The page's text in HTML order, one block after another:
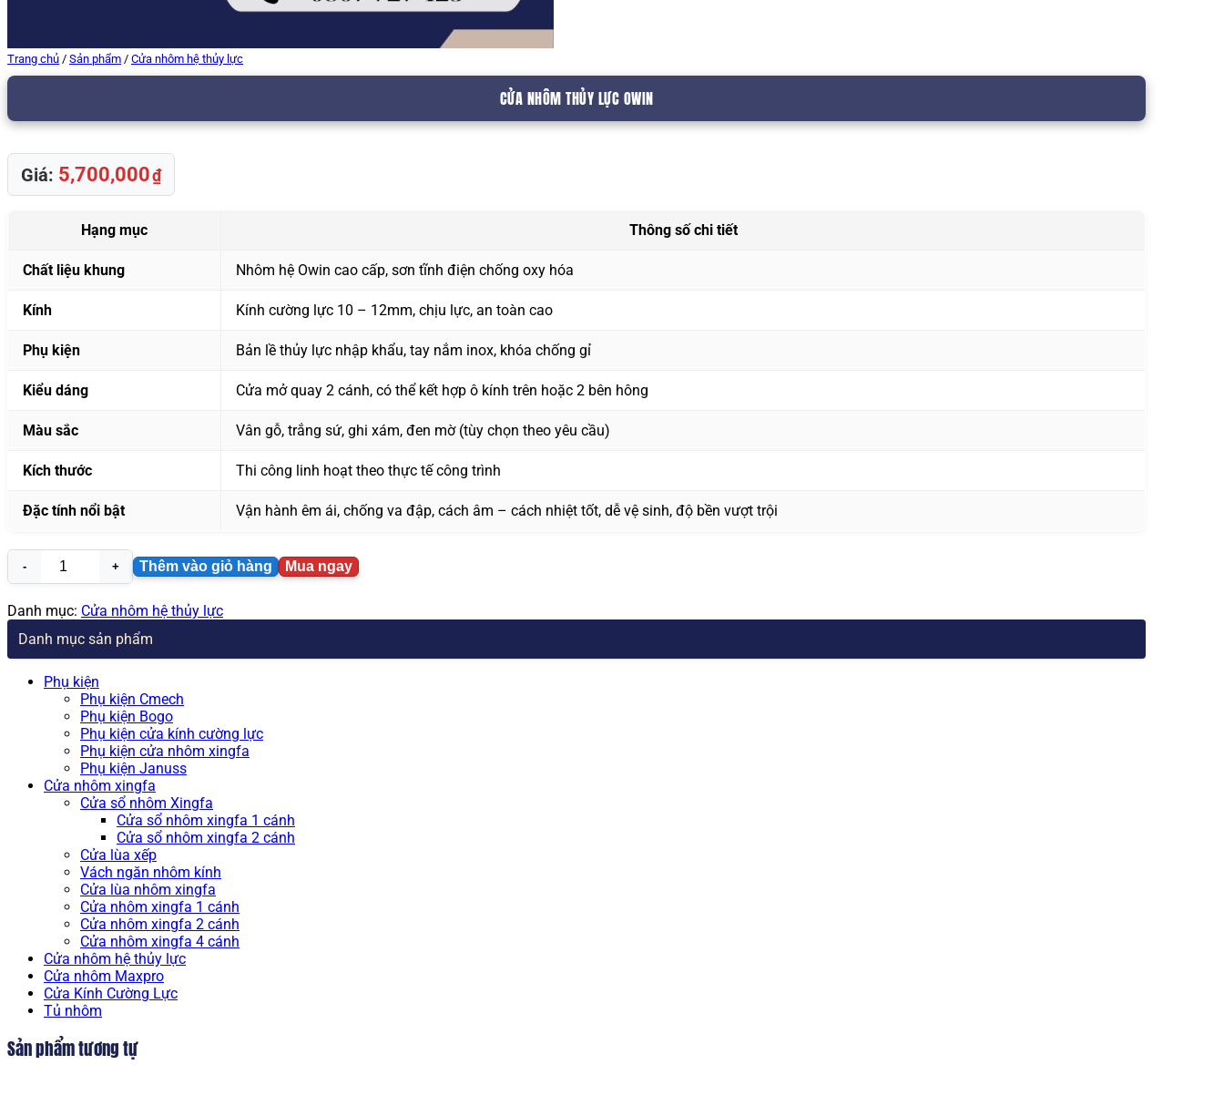
Trang chủ / Sản phẩm / Cửa nhôm hệ thủy lực
CỬA NHÔM THỦY LỰC OWIN
Giá: 5,700,000₫
Hạng mục Thông số chi tiết
Chất liệu khung Nhôm hệ Owin cao cấp, sơn tĩnh điện chống oxy hóa
Kính Kính cường lực 10 – 12mm, chịu lực, an toàn cao
Phụ kiện Bản lề thủy lực nhập khẩu, tay nắm inox, khóa chống gỉ
Kiểu dáng Cửa mở quay 2 cánh, có thể kết hợp ô kính trên hoặc 2 bên hông
Màu sắc Vân gỗ, trắng sứ, ghi xám, đen mờ (tùy chọn theo yêu cầu)
Kích thước Thi công linh hoạt theo thực tế công trình
Đặc tính nổi bật Vận hành êm ái, chống va đập, cách âm – cách nhiệt tốt, dễ vệ sinh, độ bền vượt trội
Cửa
thủy
lực
owin
số
lượng
Thêm vào giỏ hàng Mua ngay
Danh mục: Cửa nhôm hệ thủy lực
Danh mục sản phẩm
Phụ kiện
Phụ kiện Cmech
Phụ kiện Bogo
Phụ kiện cửa kính cường lực
Phụ kiện cửa nhôm xingfa
Phụ kiện Januss
Cửa nhôm xingfa
Cửa sổ nhôm Xingfa
Cửa sổ nhôm xingfa 1 cánh
Cửa sổ nhôm xingfa 2 cánh
Cửa lùa xếp
Vách ngăn nhôm kính
Cửa lùa nhôm xingfa
Cửa nhôm xingfa 1 cánh
Cửa nhôm xingfa 2 cánh
Cửa nhôm xingfa 4 cánh
Cửa nhôm hệ thủy lực
Cửa nhôm Maxpro
Cửa Kính Cường Lực
Tủ nhôm
Sản phẩm tương tự